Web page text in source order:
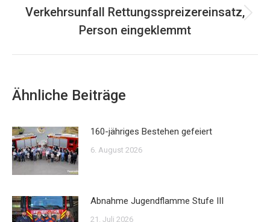
Nächster
Beitrag:
Verkehrsunfall Rettungsspreizereinsatz,
Person eingeklemmt
Ähnliche Beiträge
160-jähriges Bestehen gefeiert
6. August 2026
Abnahme Jugendflamme Stufe III
21. Juli 2026